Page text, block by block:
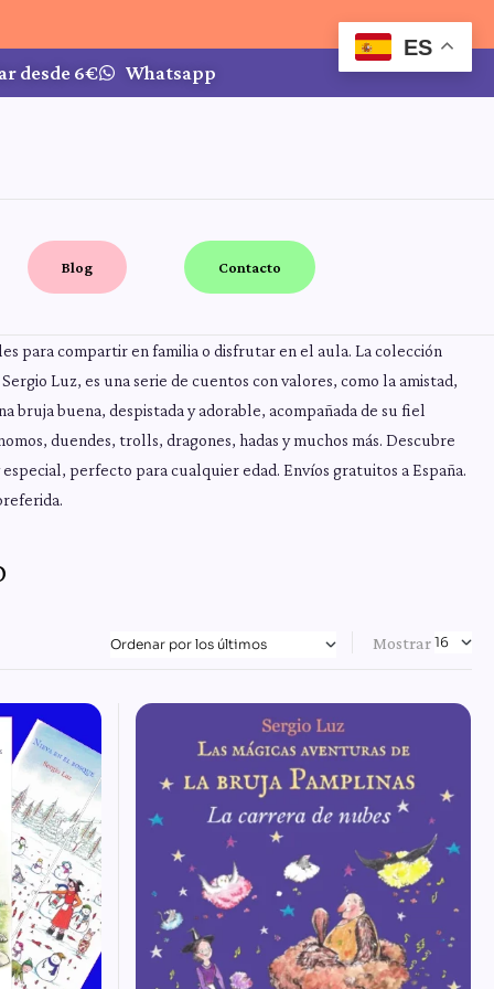
desde 6€ Whatsapp
Blog Contacto
para compartir en familia o disfrutar en el aula. La colección
Luz, es una serie de cuentos con valores, como la amistad,
buena, despistada y adorable, acompañada de su fiel
duendes, trolls, dragones, hadas y muchos más. Descubre
perfecto para cualquier edad. Envíos gratuitos a España.
Mostrar
ES